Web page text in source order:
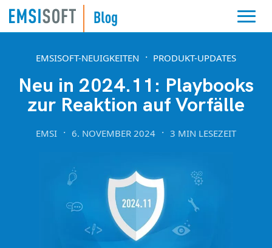
EMSISOFT-NEUIGKEITEN PRODUKT-UPDATES
Neu in 2024.11: Playbooks
zur Reaktion auf Vorfälle
EMSI 6. NOVEMBER 2024 3 MIN LESEZEIT